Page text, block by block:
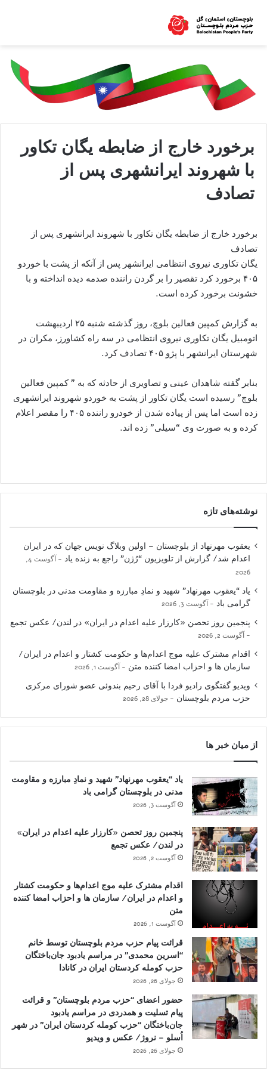
برخورد خارج از ضابطه یگان تکاور
با شهروند ایرانشهری پس از
تصادف
برخورد خارج از ضابطه یگان تکاور با شهروند ایرانشهری پس از
تصادف
یگان تکاوری نیروی انتظامی ایرانشهر پس از آنکه از پشت با خوردو
۴۰۵ برخورد کرد تقصیر را بر گردن راننده صدمه دیده انداخته و با
خشونت برخورد کرده است.
به گزارش کمپین فعالین بلوچ، روز گذشته شنبه ۲۵ اردیبهشت
اتومبیل یگان تکاوری نیروی انتظامی در سه راه کشاورز، مکران در
شهرستان ایرانشهر با پژو ۴۰۵ تصادف کرد.
بنابر گفته شاهدان عینی و تصاویری از حادثه که به ” کمپین فعالین
بلوچ” رسیده است یگان تکاور از پشت به خوردو شهروند ایرانشهری
زده است اما پس از پیاده شدن از خودرو راننده ۴۰۵ را مقصر اعلام
کرده و به صورت وی “سیلی” زده اند.
نوشته‌های تازه
یعقوب مهرنهاد از بلوچستان – اولین وبلاگ نویس جهان که در ایران
اعدام شد/ گزارش از تلویزیون “رُژن” راجع به زنده یاد
آگوست 4,
2026
یاد “یعقوب مهرنهاد” شهید و نمادِ مبارزه و مقاومت مدنی در بلوچستان
گرامی باد
آگوست 3, 2026
پنجمین روز تحصن «کارزار علیه اعدام در ایران» در لندن/ عکس تجمع
آگوست 2, 2026
اقدام مشترک علیه موج اعدام‌ها و حکومت کشتار و اعدام در ایران/
سازمان ها و احزاب امضا کننده متن
آگوست 1, 2026
ویدیو گفتگوی رادیو فردا با آقای رحیم بندوئی عضو شورای مرکزی
حزب مردم بلوچستان
جولای 28, 2026
از میان خبر ها
یاد “یعقوب مهرنهاد” شهید و نمادِ مبارزه و مقاومت
مدنی در بلوچستان گرامی باد
آگوست 3, 2026
پنجمین روز تحصن «کارزار علیه اعدام در ایران»
در لندن/ عکس تجمع
آگوست 2, 2026
اقدام مشترک علیه موج اعدام‌ها و حکومت کشتار
و اعدام در ایران/ سازمان ها و احزاب امضا کننده
متن
آگوست 1, 2026
قرائت پیام حزب مردم بلوچستان توسط خانم
“اسرین محمدی” در مراسم یادبود جان‌باختگان
حزب کومله کردستان ایران در کانادا
جولای 26, 2026
حضور اعضای “حزب مردم بلوچستان” و قرائت
پیام تسلیت و همدردی در مراسم یادبود
جان‌باختگان “حزب کومله کردستان ایران” در شهر
اُسلو – نروژ/ عکس و ویدیو
جولای 26, 2026